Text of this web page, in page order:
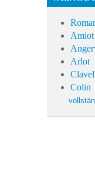
Amiot
Arlot
Colin